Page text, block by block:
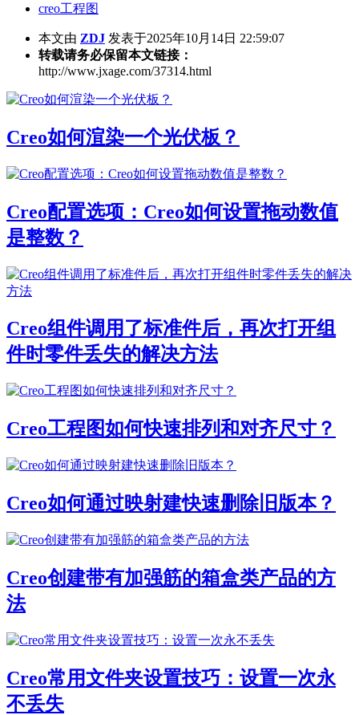
creo工程图
本文由 ZDJ 发表于2025年10月14日 22:59:07
转载请务必保留本文链接：
http://www.jxage.com/37314.html
Creo如何渲染一个光伏板？
Creo配置选项：Creo如何设置拖动数值
是整数？
Creo组件调用了标准件后，再次打开组
件时零件丢失的解决方法
Creo工程图如何快速排列和对齐尺寸？
Creo如何通过映射建快速删除旧版本？
Creo创建带有加强筋的箱盒类产品的方
法
Creo常用文件夹设置技巧：设置一次永
不丢失